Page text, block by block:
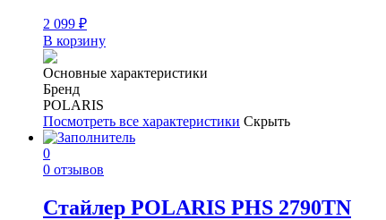
2 099 ₽
В корзину
Основные характеристики
Бренд
POLARIS
Посмотреть все характеристики Скрыть
0
0 отзывов
Стайлер POLARIS PHS 2790TN